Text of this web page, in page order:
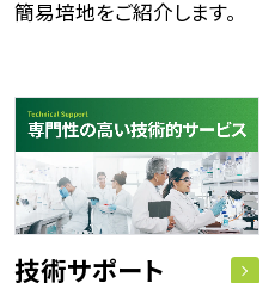
簡易培地をご紹介します。
技術サポート